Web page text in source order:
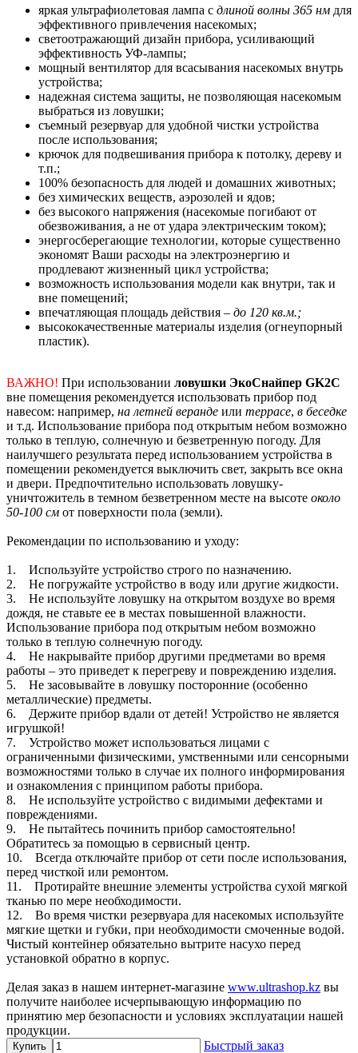
яркая ультрафиолетовая лампа с длиной волны 365 нм для
эффективного привлечения насекомых;
светоотражающий дизайн прибора, усиливающий
эффективность УФ-лампы;
мощный вентилятор для всасывания насекомых внутрь
устройства;
надежная система защиты, не позволяющая насекомым
выбраться из ловушки;
съемный резервуар для удобной чистки устройства
после использования;
крючок для подвешивания прибора к потолку, дереву и
т.п.;
100% безопасность для людей и домашних животных;
без химических веществ, аэрозолей и ядов;
без высокого напряжения (насекомые погибают от
обезвоживания, а не от удара электрическим током);
энергосберегающие технологии, которые существенно
экономят Ваши расходы на электроэнергию и
продлевают жизненный цикл устройства;
возможность использования модели как внутри, так и
вне помещений;
впечатляющая площадь действия – до 120 кв.м.;
высококачественные материалы изделия (огнеупорный
пластик).
ВАЖНО! При использовании ловушки ЭкоСнайпер GK2C
вне помещения рекомендуется использовать прибор под
навесом: например, на летней веранде или террасе, в беседке
и т.д. Использование прибора под открытым небом возможно
только в теплую, солнечную и безветренную погоду. Для
наилучшего результата перед использованием устройства в
помещении рекомендуется выключить свет, закрыть все окна
и двери. Предпочтительно использовать ловушку-
уничтожитель в темном безветренном месте на высоте около
50-100 см от поверхности пола (земли).
Рекомендации по использованию и уходу:
1. Используйте устройство строго по назначению.
2. Не погружайте устройство в воду или другие жидкости.
3. Не используйте ловушку на открытом воздухе во время
дождя, не ставьте ее в местах повышенной влажности.
Использование прибора под открытым небом возможно
только в теплую солнечную погоду.
4. Не накрывайте прибор другими предметами во время
работы – это приведет к перегреву и повреждению изделия.
5. Не засовывайте в ловушку посторонние (особенно
металлические) предметы.
6. Держите прибор вдали от детей! Устройство не является
игрушкой!
7. Устройство может использоваться лицами с
ограниченными физическими, умственными или сенсорными
возможностями только в случае их полного информирования
и ознакомления с принципом работы прибора.
8. Не используйте устройство с видимыми дефектами и
повреждениями.
9. Не пытайтесь починить прибор самостоятельно!
Обратитесь за помощью в сервисный центр.
10. Всегда отключайте прибор от сети после использования,
перед чисткой или ремонтом.
11. Протирайте внешние элементы устройства сухой мягкой
тканью по мере необходимости.
12. Во время чистки резервуара для насекомых используйте
мягкие щетки и губки, при необходимости смоченные водой.
Чистый контейнер обязательно вытрите насухо перед
установкой обратно в корпус.
Делая заказ в нашем интернет-магазине www.ultrashop.kz вы
получите наиболее исчерпывающую информацию по
принятию мер безопасности и условиях эксплуатации нашей
продукции.
Купить Быстрый заказ